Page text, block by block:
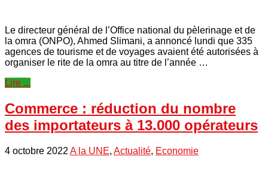
Le directeur général de l’Office national du pèlerinage et de
la omra (ONPO), Ahmed Slimani, a annoncé lundi que 335
agences de tourisme et de voyages avaient été autorisées à
organiser le rite de la omra au titre de l’année …
Lire ...
Commerce : réduction du nombre
des importateurs à 13.000 opérateurs
4 octobre 2022 A la UNE, Actualité, Economie